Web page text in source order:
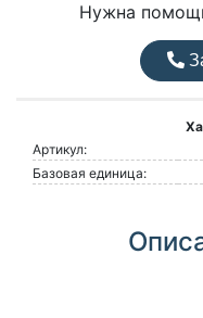
Нужна
Артикул:
Базовая единица: